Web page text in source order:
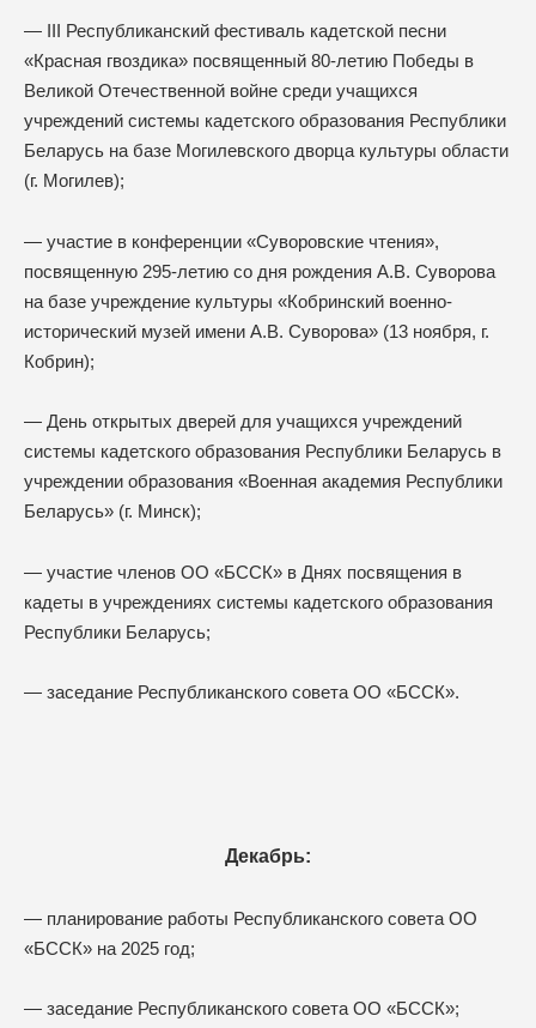
— III Республиканский фестиваль кадетской песни
«Красная гвоздика» посвященный 80-летию Победы в
Великой Отечественной войне среди учащихся
учреждений системы кадетского образования Республики
Беларусь на базе Могилевского дворца культуры области
(г. Могилев);
— участие в конференции «Суворовские чтения»,
посвященную 295-летию со дня рождения А.В. Суворова
на базе учреждение культуры «Кобринский военно-
исторический музей имени А.В. Суворова» (13 ноября, г.
Кобрин);
— День открытых дверей для учащихся учреждений
системы кадетского образования Республики Беларусь в
учреждении образования «Военная академия Республики
Беларусь» (г. Минск);
— участие членов ОО «БССК» в Днях посвящения в
кадеты в учреждениях системы кадетского образования
Республики Беларусь;
— заседание Республиканского совета ОО «БССК».
Декабрь:
— планирование работы Республиканского совета ОО
«БССК» на 2025 год;
— заседание Республиканского совета ОО «БССК»;